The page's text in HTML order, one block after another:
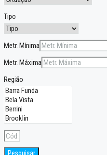
Tipo
Metr. Mínima
Metr. Máxima
Região
Pesquisar